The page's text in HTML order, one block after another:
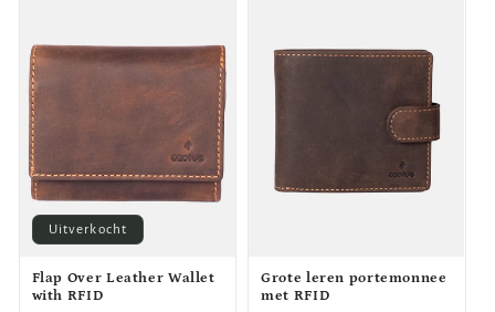
Uitverkocht
Flap Over Leather Wallet
with RFID
Grote leren portemonnee
met RFID